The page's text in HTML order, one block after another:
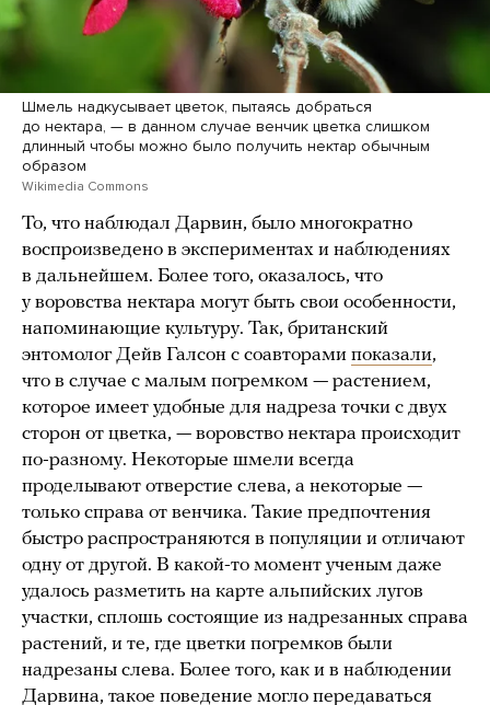
Шмель надкусывает цветок, пытаясь добраться
до нектара, — в данном случае венчик цветка слишком
длинный чтобы можно было получить нектар обычным
образом
Wikimedia Commons
То, что наблюдал Дарвин, было многократно
воспроизведено в экспериментах и наблюдениях
в дальнейшем. Более того, оказалось, что
у воровства нектара могут быть свои особенности,
напоминающие культуру. Так, британский
энтомолог Дейв Галсон с соавторами показали,
что в случае с малым погремком — растением,
которое имеет удобные для надреза точки с двух
сторон от цветка, — воровство нектара происходит
по-разному. Некоторые шмели всегда
проделывают отверстие слева, а некоторые —
только справа от венчика. Такие предпочтения
быстро распространяются в популяции и отличают
одну от другой. В какой-то момент ученым даже
удалось разметить на карте альпийских лугов
участки, сплошь состоящие из надрезанных справа
растений, и те, где цветки погремков были
надрезаны слева. Более того, как и в наблюдении
Дарвина, такое поведение могло передаваться